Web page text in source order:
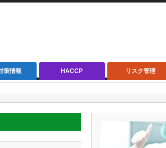
策情報 HACCP リスク管理